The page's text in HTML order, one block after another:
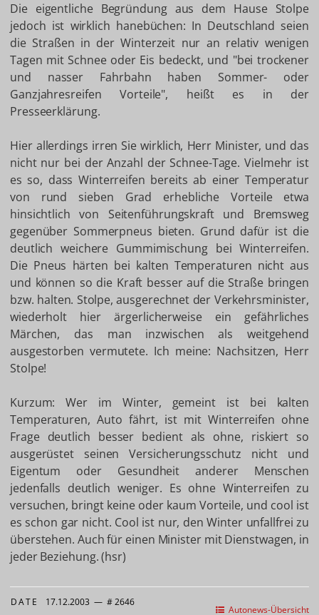
Die eigentliche Begründung aus dem Hause Stolpe
jedoch ist wirklich hanebüchen: In Deutschland seien
die Straßen in der Winterzeit nur an relativ wenigen
Tagen mit Schnee oder Eis bedeckt, und "bei trockener
und nasser Fahrbahn haben Sommer- oder
Ganzjahresreifen Vorteile", heißt es in der
Presseerklärung.
Hier allerdings irren Sie wirklich, Herr Minister, und das
nicht nur bei der Anzahl der Schnee-Tage. Vielmehr ist
es so, dass Winterreifen bereits ab einer Temperatur
von rund sieben Grad erhebliche Vorteile etwa
hinsichtlich von Seitenführungskraft und Bremsweg
gegenüber Sommerpneus bieten. Grund dafür ist die
deutlich weichere Gummimischung bei Winterreifen.
Die Pneus härten bei kalten Temperaturen nicht aus
und können so die Kraft besser auf die Straße bringen
bzw. halten. Stolpe, ausgerechnet der Verkehrsminister,
wiederholt hier ärgerlicherweise ein gefährliches
Märchen, das man inzwischen als weitgehend
ausgestorben vermutete. Ich meine: Nachsitzen, Herr
Stolpe!
Kurzum: Wer im Winter, gemeint ist bei kalten
Temperaturen, Auto fährt, ist mit Winterreifen ohne
Frage deutlich besser bedient als ohne, riskiert so
ausgerüstet seinen Versicherungsschutz nicht und
Eigentum oder Gesundheit anderer Menschen
jedenfalls deutlich weniger. Es ohne Winterreifen zu
versuchen, bringt keine oder kaum Vorteile, und cool ist
es schon gar nicht. Cool ist nur, den Winter unfallfrei zu
überstehen. Auch für einen Minister mit Dienstwagen, in
jeder Beziehung. (hsr)
Autonews-Übersicht
DATE 17.12.2003 — # 2646